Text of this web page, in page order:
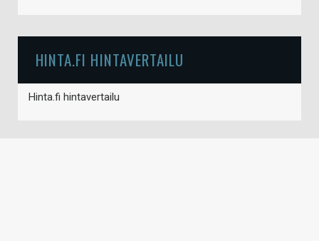
HINTA.FI HINTAVERTAILU
Hinta.fi hintavertailu